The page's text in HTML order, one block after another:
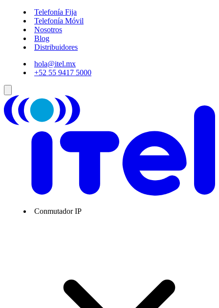
Telefonía Fija
Telefonía Móvil
Nosotros
Blog
Distribuidores
hola@itel.mx
+52 55 9417 5000
Conmutador IP